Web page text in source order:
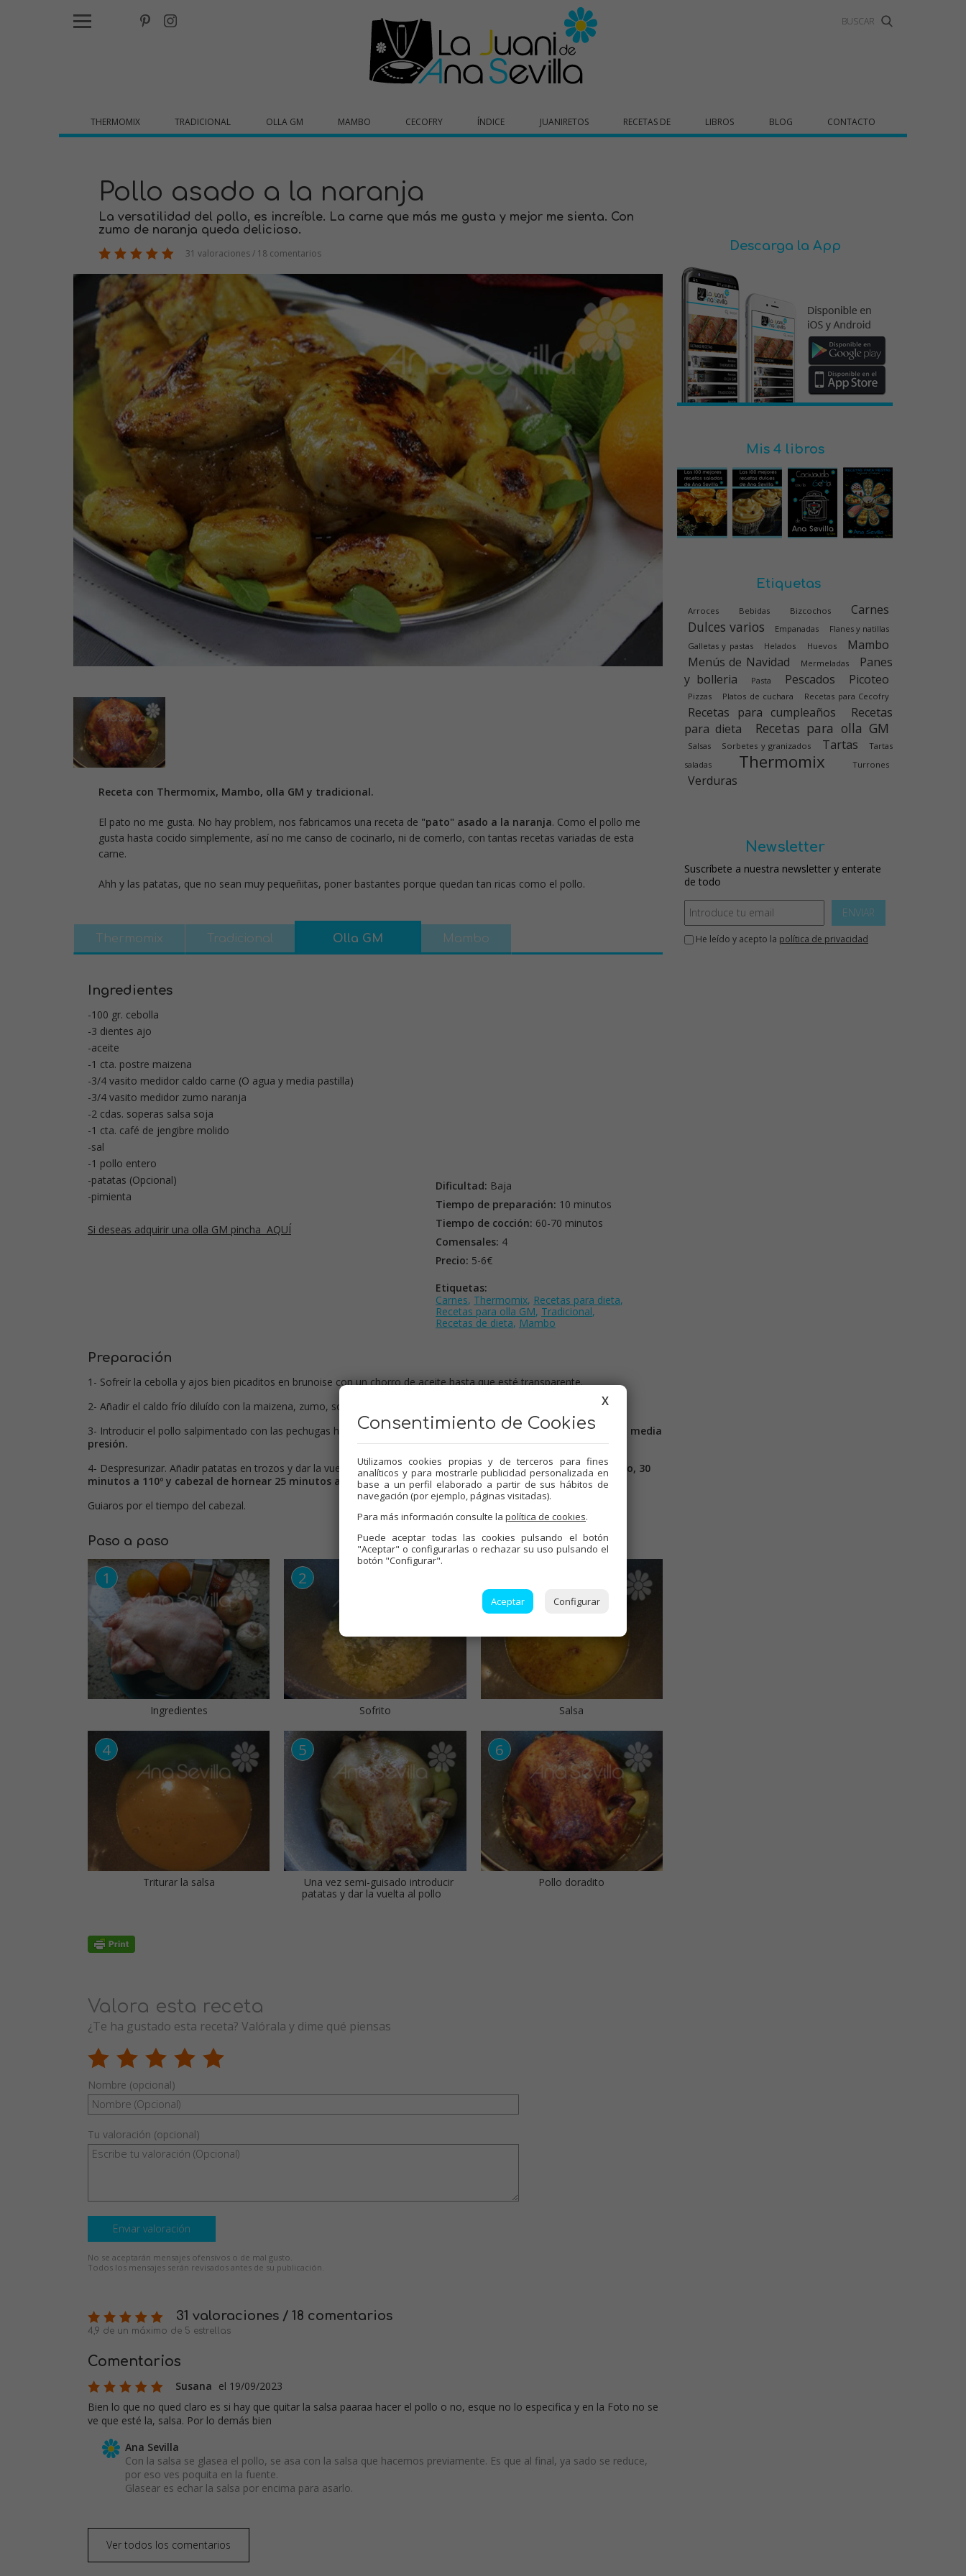
THERMOMIX TRADICIONAL OLLA GM MAMBO CECOFRY ÍNDICE JUANIRETOS RECETAS DE LIBROS BLOG CONTACTO
Pollo asado a la naranja
La versatilidad del pollo, es increíble. La carne que más me gusta y mejor me sienta. Con
zumo de naranja queda delicioso.
31 valoraciones / 18 comentarios
Receta con Thermomix, Mambo, olla GM y tradicional.
El pato no me gusta. No hay problem, nos fabricamos una receta de "pato" asado a la naranja. Como el pollo me
gusta hasta cocido simplemente, así no me canso de cocinarlo, ni de comerlo, con tantas recetas variadas de esta
carne.
Ahh y las patatas, que no sean muy pequeñitas, poner bastantes porque quedan tan ricas como el pollo.
Thermomix Tradicional Olla GM Mambo
Ingredientes
-100 gr. cebolla
-3 dientes ajo
-aceite
-1 cta. postre maizena
-3/4 vasito medidor caldo carne (O agua y media pastilla)
-3/4 vasito medidor zumo naranja
-2 cdas. soperas salsa soja
-1 cta. café de jengibre molido
-sal
-1 pollo entero
-patatas (Opcional)
-pimienta
Si deseas adquirir una olla GM pincha AQUÍ
Dificultad: Baja
Tiempo de preparación: 10 minutos
Tiempo de cocción: 60-70 minutos
Comensales: 4
Precio: 5-6€
Etiquetas:
Carnes, Thermomix, Recetas para dieta,
Recetas para olla GM, Tradicional,
Recetas de dieta, Mambo
Preparación
1- Sofreír la cebolla y ajos bien picaditos en brunoise con un chorro de aceite hasta que esté transparente.
2- Añadir el caldo frío diluído con la maizena, zumo, soja, jengibre y sal. Triturar con el turmix.
3- Introducir el pollo salpimentado con las pechugas hacia arriba:Válvula cerrada, menú guiso, 25 minutos, 140º, media
presión.
4- Despresurizar. Añadir patatas en trozos y dar la vuelta al pollo. Programar simultáneamente:Olla en menú horno, 30
minutos a 110º y cabezal de hornear 25 minutos a 125º.
Guiaros por el tiempo del cabezal.
Paso a paso
Ingredientes Sofrito Salsa
Triturar la salsa
Una vez semi-guisado introducir
patatas y dar la vuelta al pollo
Pollo doradito
Valora esta receta
¿Te ha gustado esta receta? Valórala y dime qué piensas
Nombre (opcional)
Tu valoración (opcional)
Enviar valoración
No se aceptarán mensajes ofensivos o de mal gusto.
Todos los mensajes serán revisados antes de su publicación.
31 valoraciones / 18 comentarios
4,9 de un máximo de 5 estrellas
Comentarios
Susana el 19/09/2023
Bien lo que no qued claro es si hay que quitar la salsa paaraa hacer el pollo o no, esque no lo especifica y en la Foto no se
ve que esté la, salsa. Por lo demás bien
Ana Sevilla
Con la salsa se glasea el pollo, se asa con la salsa que hacemos previamente. Es que al final, ya sado se reduce,
por eso ves poquita en la fuente.
Glasear es echar la salsa por encima para asarlo.
Ver todos los comentarios
Descarga la App
Mis 4 libros
Etiquetas
Arroces Bebidas Bizcochos Carnes
Dulces varios Empanadas
Flanes y natillas
Galletas y pastas
Helados Huevos
Mambo
Menús de Navidad
Mermeladas
Panes
y bolleria
Pasta Pescados Picoteo
Pizzas Platos de cuchara Recetas para Cecofry
Recetas para cumpleaños
Recetas
para dieta
Recetas para olla GM
Salsas Sorbetes y granizados Tartas
Tartas
saladas
Thermomix Turrones
Verduras
Newsletter
Suscríbete a nuestra newsletter y enterate
de todo
ENVIAR
He leído y acepto la política de privacidad
X
Consentimiento de Cookies
Utilizamos cookies propias y de terceros para fines
analíticos y para mostrarle publicidad personalizada en
base a un perfil elaborado a partir de sus hábitos de
navegación (por ejemplo, páginas visitadas).
Para más información consulte la política de cookies.
Puede aceptar todas las cookies pulsando el botón
"Aceptar" o configurarlas o rechazar su uso pulsando el
botón "Configurar".
Aceptar Configurar